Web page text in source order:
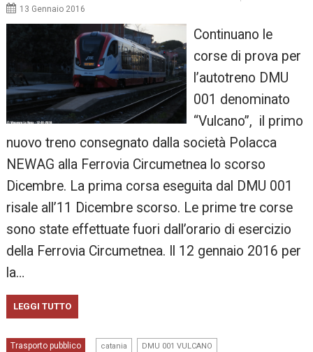
13 Gennaio 2016
Continuano le
corse di prova per
l’autotreno DMU
001 denominato
“Vulcano”, il primo
nuovo treno consegnato dalla società Polacca
NEWAG alla Ferrovia Circumetnea lo scorso
Dicembre. La prima corsa eseguita dal DMU 001
risale all’11 Dicembre scorso. Le prime tre corse
sono state effettuate fuori dall’orario di esercizio
della Ferrovia Circumetnea. Il 12 gennaio 2016 per
la…
LEGGI TUTTO
Trasporto pubblico catania DMU 001 VULCANO